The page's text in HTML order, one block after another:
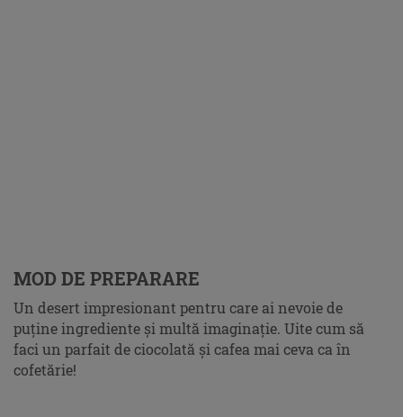
MOD DE PREPARARE
Un desert impresionant pentru care ai nevoie de
puţine ingrediente şi multă imaginaţie. Uite cum să
faci un parfait de ciocolată şi cafea mai ceva ca în
cofetărie!